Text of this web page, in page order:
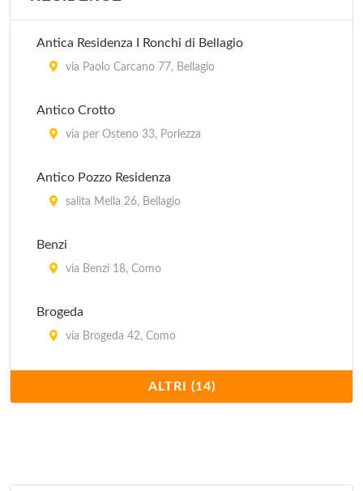
Appartamenti Nicolin
via Roma 28, Bellagio
località Crotto , Bellagio
via Torre e Tasso 24, Bellagio
via General Montù 12, Bellagio
Antica Residenza I Ronchi di Bellagio
via Paolo Carcano 77, Bellagio
Antico Crotto
via per Osteno 33, Porlezza
Antico Pozzo Residenza
salita Mella 26, Bellagio
Benzi
via Benzi 18, Como
Brogeda
via Brogeda 42, Como
via Cadorna 32b, Como
ALTRI (14)